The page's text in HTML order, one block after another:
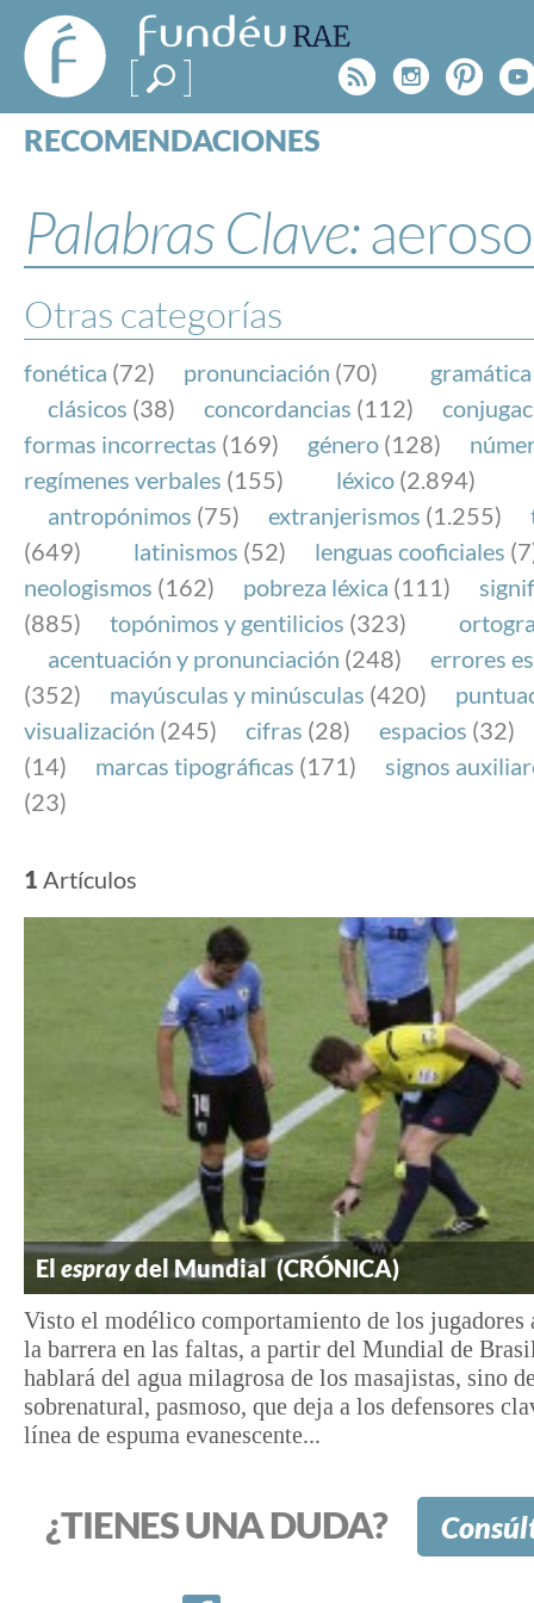
FundéuRAE
- Fundación
del Español
Urgente
Rss
RECOMENDACIONES
ESPECIALES
BLOG
NOTICIAS
SOBRE LA FUNDÉURAE
FundéuRAE es una fundación patrocinada por la
y la Real Academia Española, cuyo objetivo es
el buen uso del español en los medios de
Internet.
Palabras Clave:
Otras categorías
fonética (72) pronunciación (70) gramática
clásicos (38) concordancias (112)
formas incorrectas (169) género (128)
regímenes verbales (155) léxico (2.894)
antropónimos (75) extranjerismos (1.255)
(649)
latinismos (52) lenguas cooficiales
neologismos (162) pobreza léxica (111)
(885)
topónimos y gentilicios (323)
acentuación y pronunciación (248)
errores
(352)
mayúsculas y minúsculas (420)
visualización (245) cifras (28) espacios (32)
(14)
marcas tipográficas (171)
signos
(23)
1 Artículos
El espraydel Mundial (CRÓNICA)
Visto el modélico comportamiento de los jugadores
la barrera en las faltas, a partir del Mundial de
hablará del agua milagrosa de los masajistas, sino
sobrenatural, pasmoso, que deja a los defensores
línea de espuma evanescente...
¿TIENES UNA DUDA?